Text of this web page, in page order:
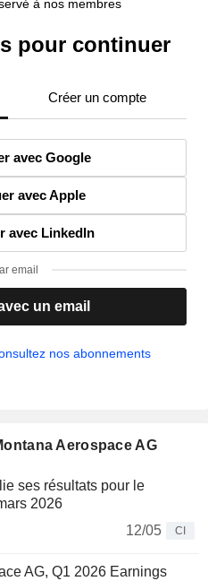
à nos membres
pour continuer
Créer un compte
avec Google
avec Apple
avec LinkedIn
email
un email
nos abonnements
Aerospace AG
ses résultats pour le
2026
12/05
CI
AG, Q1 2026 Earnings